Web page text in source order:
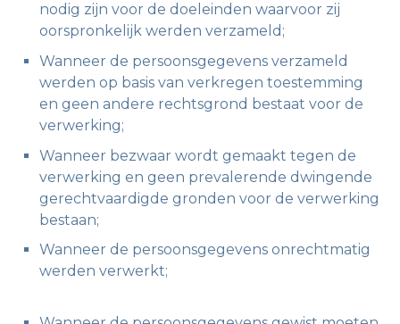
nodig zijn voor de doeleinden waarvoor zij
oorspronkelijk werden verzameld;
Wanneer de persoonsgegevens verzameld
werden op basis van verkregen toestemming
en geen andere rechtsgrond bestaat voor de
verwerking;
Wanneer bezwaar wordt gemaakt tegen de
verwerking en geen prevalerende dwingende
gerechtvaardigde gronden voor de verwerking
bestaan;
Wanneer de persoonsgegevens onrechtmatig
werden verwerkt;